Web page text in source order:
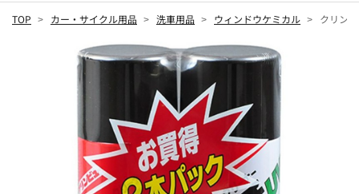
TOP カー・サイクル用品 洗車用品 ウィンドウケミカル クリン